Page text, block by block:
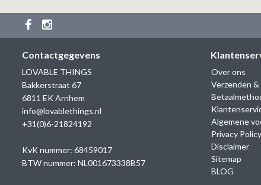
Contactgegevens
LOVABLE THINGS
Bakkerstraat 67
6811 EK Arnhem
info@lovablethings.nl
+31(0)6-21824192
KvK nummer: 68459017
BTW nummer: NL001673338B57
Over ons
Verzenden
Algemene
Privacy Policy
Disclaimer
Sitemap
BLOG